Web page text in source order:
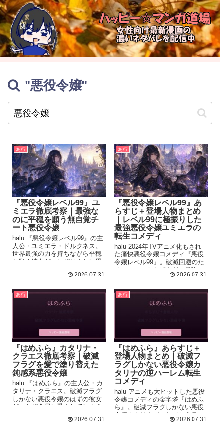
"悪役令嬢"
あ行
『悪役令嬢レベル99』ユ
ミエラ徹底考察｜最強な
のに平穏を願う無自覚チ
ート悪役令嬢
halu 『悪役令嬢レベル99』の主
人公・ユミエラ・ドルクネス。
世界最強の力を持ちながら平穏
を願う彼女が、なぜこんなに愛
2026.07.31
あ行
『悪役令嬢レベル99』あ
らすじ＋登場人物まとめ
｜レベル99に極振りした
最強悪役令嬢ユミエラの
転生コメディ
halu 2024年TVアニメ化もされ
た痛快悪役令嬢コメディ『悪役
令嬢レベル99』。破滅回避のた
めにレベルを上げすぎて最強に
なってしまったユミエラの...
2026.07.31
あ行
『はめふら』カタリナ・
クラエス徹底考察｜破滅
フラグを愛で塗り替えた
鈍感系悪役令嬢
halu 『はめふら』の主人公・カ
タリナ・クラエス。破滅フラグ
しかない悪役令嬢のはずの彼女
が、なぜ全員に愛されてしまう
2026.07.31
あ行
『はめふら』あらすじ＋
登場人物まとめ｜破滅フ
ラグしかない悪役令嬢カ
タリナの逆ハーレム転生
コメディ
halu アニメも大ヒットした悪役
令嬢コメディの金字塔『はめふ
ら』。破滅フラグしかない悪役
令嬢カタリナが、なぜか全員に
愛されてしまう逆ハーレム転生
2026.07.31